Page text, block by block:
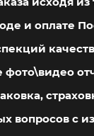
и оплате
фото\видео
вопросов с